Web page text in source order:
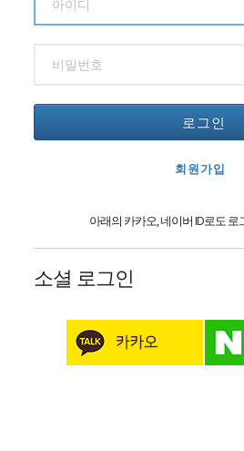
로그인
회원가입
아래의 카카오, 네이버 ID로도
소셜 로그인